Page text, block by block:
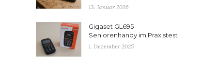
13. Januar 2026
Gigaset GL695
Seniorenhandy im Praxistest
1. Dezember 2025